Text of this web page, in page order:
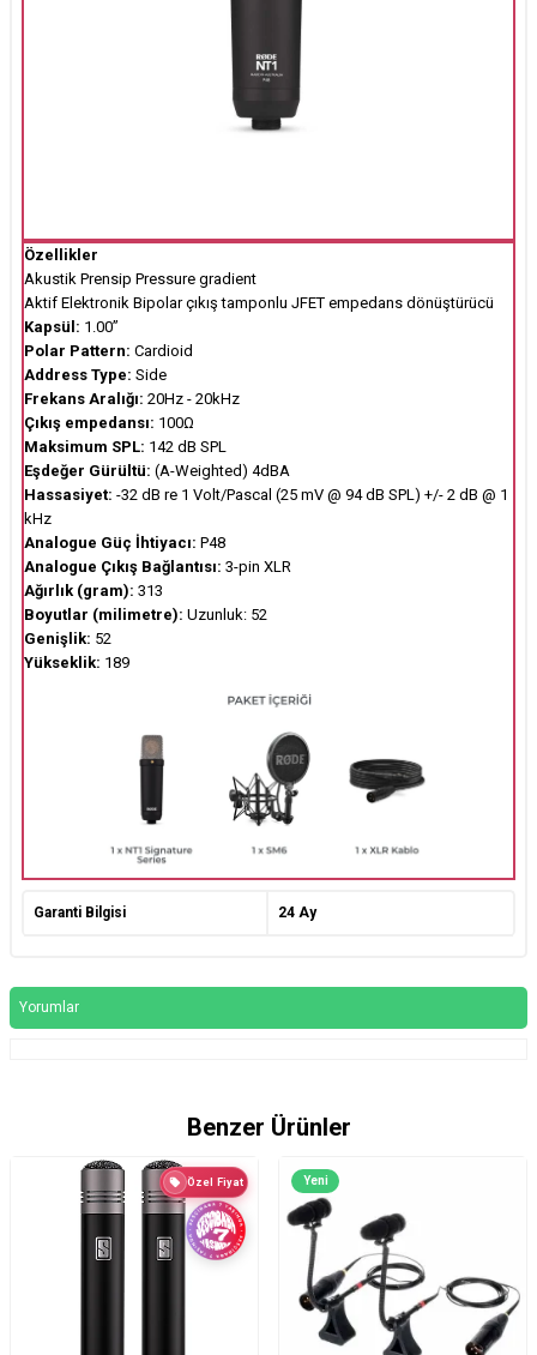
Özellikler
Akustik Prensip Pressure gradient
Aktif Elektronik Bipolar çıkış tamponlu JFET empedans dönüştürücü
Kapsül: 1.00”
Polar Pattern: Cardioid
Address Type: Side
Frekans Aralığı: 20Hz - 20kHz
Çıkış empedansı: 100Ω
Maksimum SPL: 142 dB SPL
Eşdeğer Gürültü: (A-Weighted) 4dBA
Hassasiyet: -32 dB re 1 Volt/Pascal (25 mV @ 94 dB SPL) +/- 2 dB @ 1
kHz
Analogue Güç İhtiyacı: P48
Analogue Çıkış Bağlantısı: 3-pin XLR
Ağırlık (gram): 313
Boyutlar (milimetre): Uzunluk: 52
Genişlik: 52
Yükseklik: 189
Garanti Bilgisi 24 Ay
Yorumlar
Benzer Ürünler
Özel Fiyat Yeni